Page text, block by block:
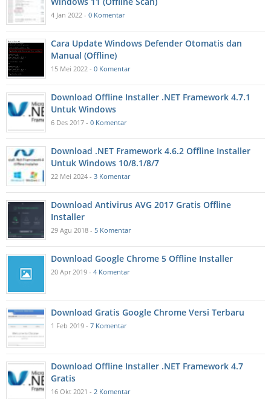
4 Jan 2022 - 0 Komentar
Cara Update Windows Defender Otomatis dan
Manual (Offline)
15 Mei 2022 - 0 Komentar
Download Offline Installer .NET Framework 4.7.1
Untuk Windows
6 Des 2017 - 0 Komentar
Download .NET Framework 4.6.2 Offline Installer
Untuk Windows 10/8.1/8/7
22 Mei 2024 - 3 Komentar
Download Antivirus AVG 2017 Gratis Offline
Installer
29 Agu 2018 - 5 Komentar
Download Google Chrome 5 Offline Installer
20 Apr 2019 - 4 Komentar
Download Gratis Google Chrome Versi Terbaru
1 Feb 2019 - 7 Komentar
Download Offline Installer .NET Framework 4.7
Gratis
16 Okt 2021 - 2 Komentar